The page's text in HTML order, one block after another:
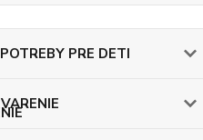
POTREBY PRE DETI
VARENIE